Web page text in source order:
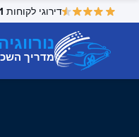
דירוגי לקוחות
נורווגיה
מדריך